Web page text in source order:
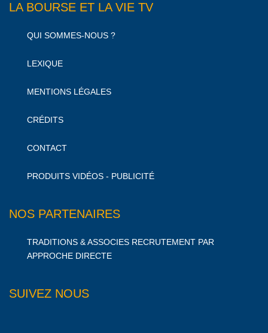
LA BOURSE ET LA VIE TV
QUI SOMMES-NOUS ?
LEXIQUE
MENTIONS LÉGALES
CRÉDITS
CONTACT
PRODUITS VIDÉOS - PUBLICITÉ
NOS PARTENAIRES
TRADITIONS & ASSOCIES RECRUTEMENT PAR
APPROCHE DIRECTE
SUIVEZ NOUS